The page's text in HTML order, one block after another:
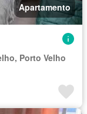
Apartamento
Porto Velho